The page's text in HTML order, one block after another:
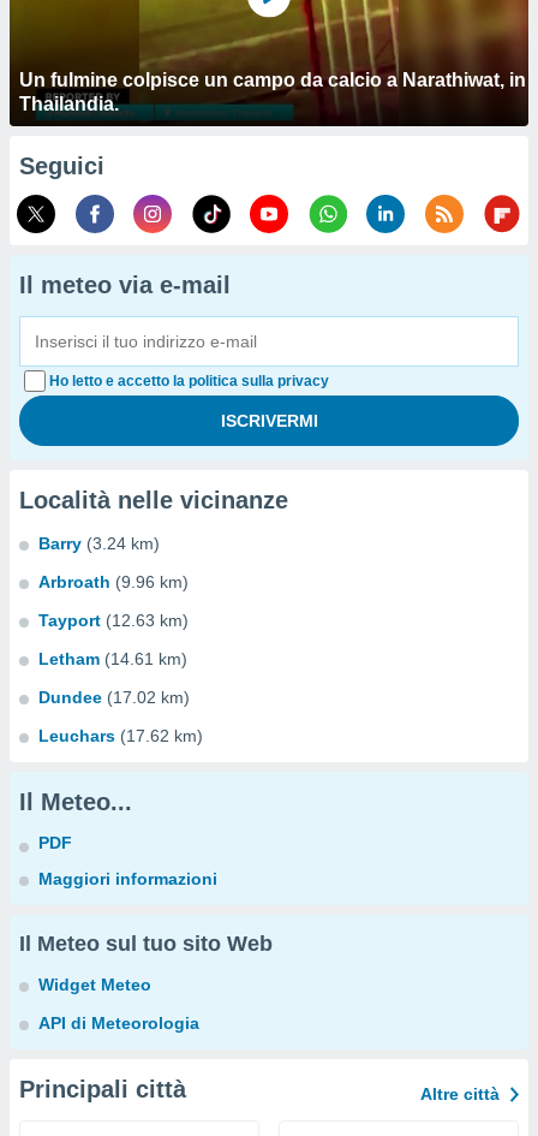
Un fulmine colpisce un campo da calcio a Narathiwat, in
Thailandia.
Seguici
Il meteo via e-mail
Ho letto e accetto la politica sulla privacy
Località nelle vicinanze
Barry (3.24 km)
Arbroath (9.96 km)
Tayport (12.63 km)
Letham (14.61 km)
Dundee (17.02 km)
Leuchars (17.62 km)
Il Meteo...
PDF
Maggiori informazioni
Il Meteo sul tuo sito Web
Widget Meteo
API di Meteorologia
Principali città Altre città